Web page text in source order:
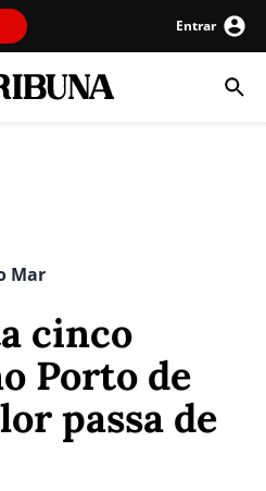
Entrar
Mar
cinco
Porto de
passa de